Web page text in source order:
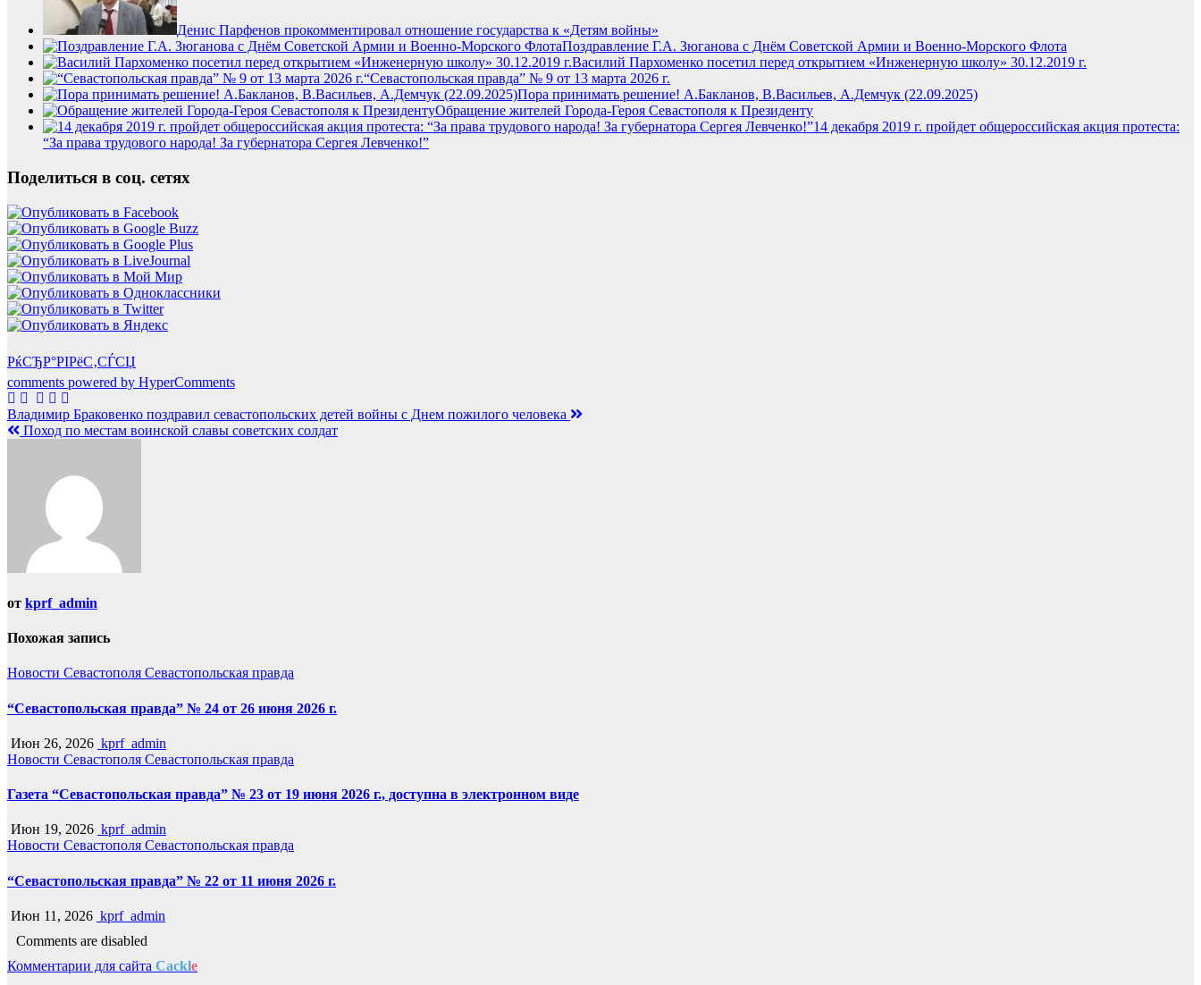
Денис Парфенов прокомментировал отношение государства к «Детям войны»
Поздравление Г.А. Зюганова с Днём Советской Армии и Военно-Морского Флота
Василий Пархоменко посетил перед открытием «Инженерную школу» 30.12.2019 г.
“Севастопольская правда” № 9 от 13 марта 2026 г.
Пора принимать решение! А.Бакланов, В.Васильев, А.Демчук (22.09.2025)
Обращение жителей Города-Героя Севастополя к Президенту
14 декабря 2019 г. пройдет общероссийская акция протеста:
“За права трудового народа! За губернатора Сергея Левченко!”
Поделиться в соц. сетях
РќСЂР°РІРёС‚СЃСЏ
comments powered by HyperComments
Навигация
по
Владимир Браковенко поздравил севастопольских детей войны с Днем пожилого человека
Поход по местам воинской славы советских солдат
от kprf_admin
Похожая запись
Новости Севастополя Севастопольская правда
“Севастопольская правда” № 24 от 26 июня 2026 г.
Июн 26, 2026 kprf_admin
Новости Севастополя Севастопольская правда
Газета “Севастопольская правда” № 23 от 19 июня 2026 г., доступна в электронном виде
Июн 19, 2026 kprf_admin
Новости Севастополя Севастопольская правда
“Севастопольская правда” № 22 от 11 июня 2026 г.
Июн 11, 2026 kprf_admin
Comments are disabled
Комментарии для сайта Cackle